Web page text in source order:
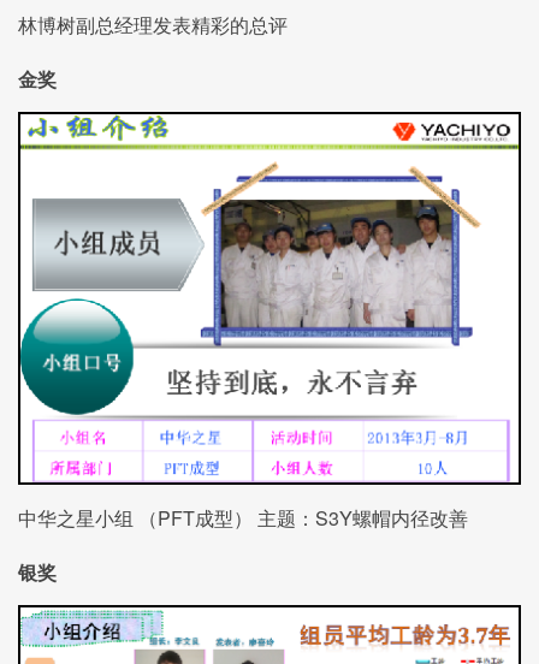
林博树副总经理发表精彩的总评
金奖
中华之星小组 （PFT成型） 主题：S3Y螺帽内径改善
银奖